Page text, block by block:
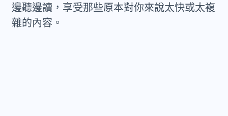
邊聽邊讀，享受那些原本對你來說太快或太複
雜的內容。